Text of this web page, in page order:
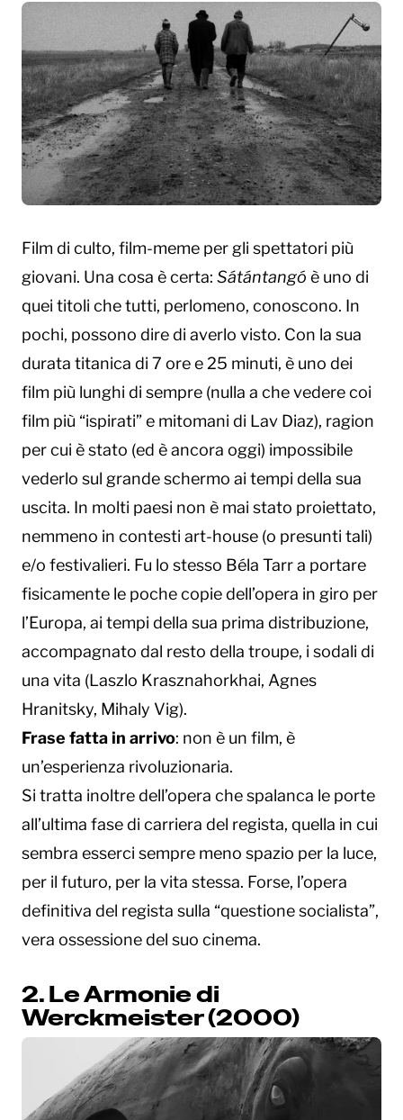
Film di culto, film-meme per gli spettatori più
giovani. Una cosa è certa: Sátántangó è uno di
quei titoli che tutti, perlomeno, conoscono. In
pochi, possono dire di averlo visto. Con la sua
durata titanica di 7 ore e 25 minuti, è uno dei
film più lunghi di sempre (nulla a che vedere coi
film più “ispirati” e mitomani di Lav Diaz), ragion
per cui è stato (ed è ancora oggi) impossibile
vederlo sul grande schermo ai tempi della sua
uscita. In molti paesi non è mai stato proiettato,
nemmeno in contesti art-house (o presunti tali)
e/o festivalieri. Fu lo stesso Béla Tarr a portare
fisicamente le poche copie dell’opera in giro per
l’Europa, ai tempi della sua prima distribuzione,
accompagnato dal resto della troupe, i sodali di
una vita (Laszlo Krasznahorkhai, Agnes
Hranitsky, Mihaly Vig).
Frase fatta in arrivo: non è un film, è
un’esperienza rivoluzionaria.
Si tratta inoltre dell’opera che spalanca le porte
all’ultima fase di carriera del regista, quella in cui
sembra esserci sempre meno spazio per la luce,
per il futuro, per la vita stessa. Forse, l’opera
definitiva del regista sulla “questione socialista”,
vera ossessione del suo cinema.
2. Le Armonie di
Werckmeister (2000)